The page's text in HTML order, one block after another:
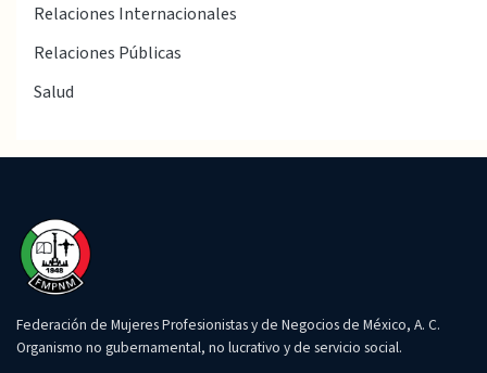
Relaciones Internacionales
Relaciones Públicas
Salud
Federación de Mujeres Profesionistas y de Negocios de México, A. C.
Organismo no gubernamental, no lucrativo y de servicio social.